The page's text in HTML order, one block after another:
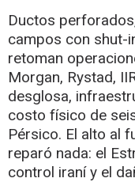
Ductos
campos con shut-
retoman
Morgan, Rystad,
desglosa,
costo físico de
Pérsico. El alto al
reparó nada: el
control iraní y el